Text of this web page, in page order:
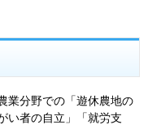
業分野での「遊休農地の
い者の自立」「就労支